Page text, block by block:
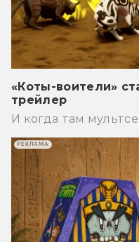
«Коты-воители»
трейлер
И когда там
РЕКЛАМА